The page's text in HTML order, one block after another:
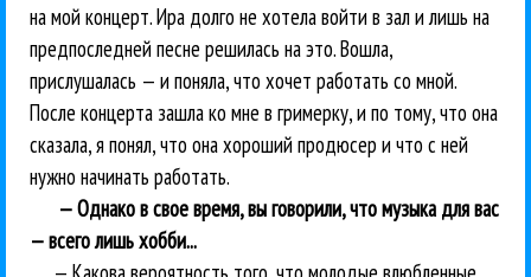
на мой концерт. Ира долго не хотела войти в зал и лишь на
предпоследней песне решилась на это. Вошла,
прислушалась — и поняла, что хочет работать со мной.
После концерта зашла ко мне в гримерку, и по тому, что она
сказала, я понял, что она хороший продюсер и что с ней
нужно начинать работать.
— Однако в свое время, вы говорили, что музыка для вас
— всего лишь хобби...